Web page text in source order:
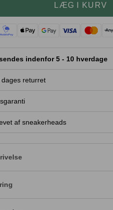
LÆG I KURV
indenfor 5 - 10 hverdage
dages returret
af sneakerheads